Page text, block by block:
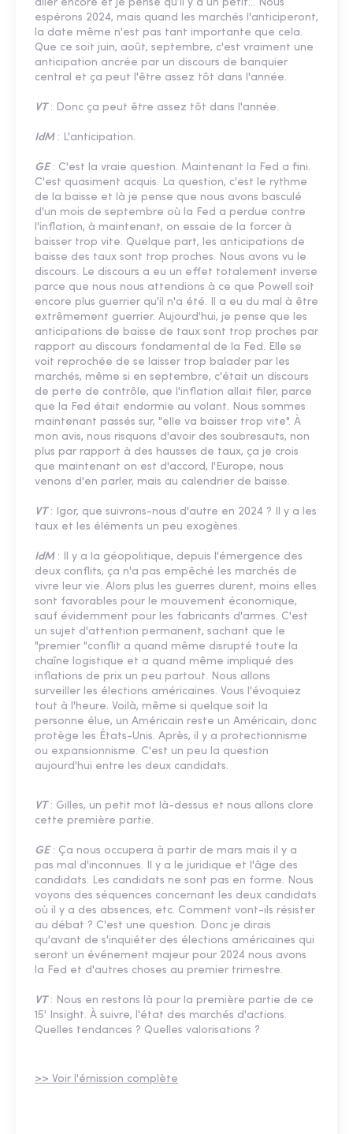
aller encore et je pense qu’il y a un petit... Nous
espérons 2024, mais quand les marchés l'anticiperont,
la date même n'est pas tant importante que cela.
Que ce soit juin, août, septembre, c'est vraiment une
anticipation ancrée par un discours de banquier
central et ça peut l'être assez tôt dans l'année.
VT: Donc ça peut être assez tôt dans l'année.
IdM: L'anticipation.
GE: C'est la vraie question. Maintenant la Fed a fini.
C'est quasiment acquis. La question, c'est le rythme
de la baisse et là je pense que nous avons basculé
d'un mois de septembre où la Fed a perdue contre
l'inflation, à maintenant, on essaie de la forcer à
baisser trop vite. Quelque part, les anticipations de
baisse des taux sont trop proches. Nous avons vu le
discours. Le discours a eu un effet totalement inverse
parce que nous nous attendions à ce que Powell soit
encore plus guerrier qu'il n'a été. Il a eu du mal à être
extrêmement guerrier. Aujourd'hui, je pense que les
anticipations de baisse de taux sont trop proches par
rapport au discours fondamental de la Fed. Elle se
voit reprochée de se laisser trop balader par les
marchés, même si en septembre, c'était un discours
de perte de contrôle, que l'inflation allait filer, parce
que la Fed était endormie au volant. Nous sommes
maintenant passés sur, "elle va baisser trop vite". À
mon avis, nous risquons d'avoir des soubresauts, non
plus par rapport à des hausses de taux, ça je crois
que maintenant on est d'accord, l'Europe, nous
venons d'en parler, mais au calendrier de baisse.
VT: Igor, que suivrons-nous d'autre en 2024 ? Il y a les
taux et les éléments un peu exogènes.
IdM: Il y a la géopolitique, depuis l'émergence des
deux conflits, ça n'a pas empêché les marchés de
vivre leur vie. Alors plus les guerres durent, moins elles
sont favorables pour le mouvement économique,
sauf évidemment pour les fabricants d'armes. C'est
un sujet d'attention permanent, sachant que le
"premier "conflit a quand même disrupté toute la
chaîne logistique et a quand même impliqué des
inflations de prix un peu partout. Nous allons
surveiller les élections américaines. Vous l'évoquiez
tout à l'heure. Voilà, même si quelque soit la
personne élue, un Américain reste un Américain, donc
protège les États-Unis. Après, il y a protectionnisme
ou expansionnisme. C'est un peu la question
aujourd'hui entre les deux candidats.
VT: Gilles, un petit mot là-dessus et nous allons clore
cette première partie.
GE: Ça nous occupera à partir de mars mais il y a
pas mal d'inconnues. Il y a le juridique et l'âge des
candidats. Les candidats ne sont pas en forme. Nous
voyons des séquences concernant les deux candidats
où il y a des absences, etc. Comment vont-ils résister
au débat ? C'est une question. Donc je dirais
qu'avant de s'inquiéter des élections américaines qui
seront un événement majeur pour 2024 nous avons
la Fed et d'autres choses au premier trimestre.
VT: Nous en restons là pour la première partie de ce
15' Insight. À suivre, l'état des marchés d'actions.
Quelles tendances ? Quelles valorisations ?
>> Voir l'émission complète